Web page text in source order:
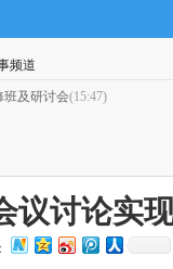
频道
班及研讨会(15:47)
议讨论实